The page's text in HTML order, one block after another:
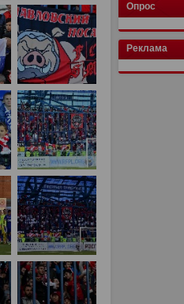
Опрос
Реклама